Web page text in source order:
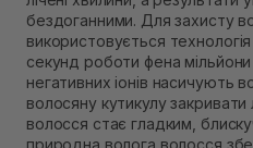
бездоганними. Для захисту
використовується
секунд роботи фена
негативних іонів насичують
волосяну кутикулу
волосся стає гладким,